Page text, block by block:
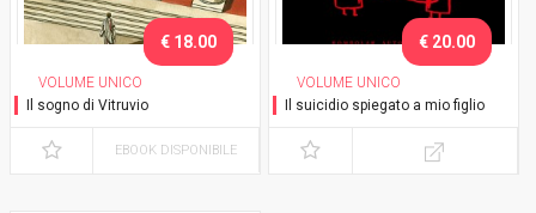
VOLUME UNICO
Il sogno di Vitruvio
€ 18.00
EBOOK DISPONIBILE
VOLUME UNICO
Il suicidio spiegato a mio figlio
€ 20.00